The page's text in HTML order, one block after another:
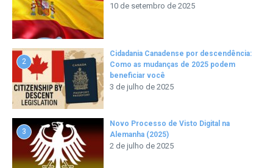
10 de setembro de 2025
2
Cidadania Canadense por descendência:
Como as mudanças de 2025 podem
beneficiar você
3 de julho de 2025
3
Novo Processo de Visto Digital na
Alemanha (2025)
2 de julho de 2025